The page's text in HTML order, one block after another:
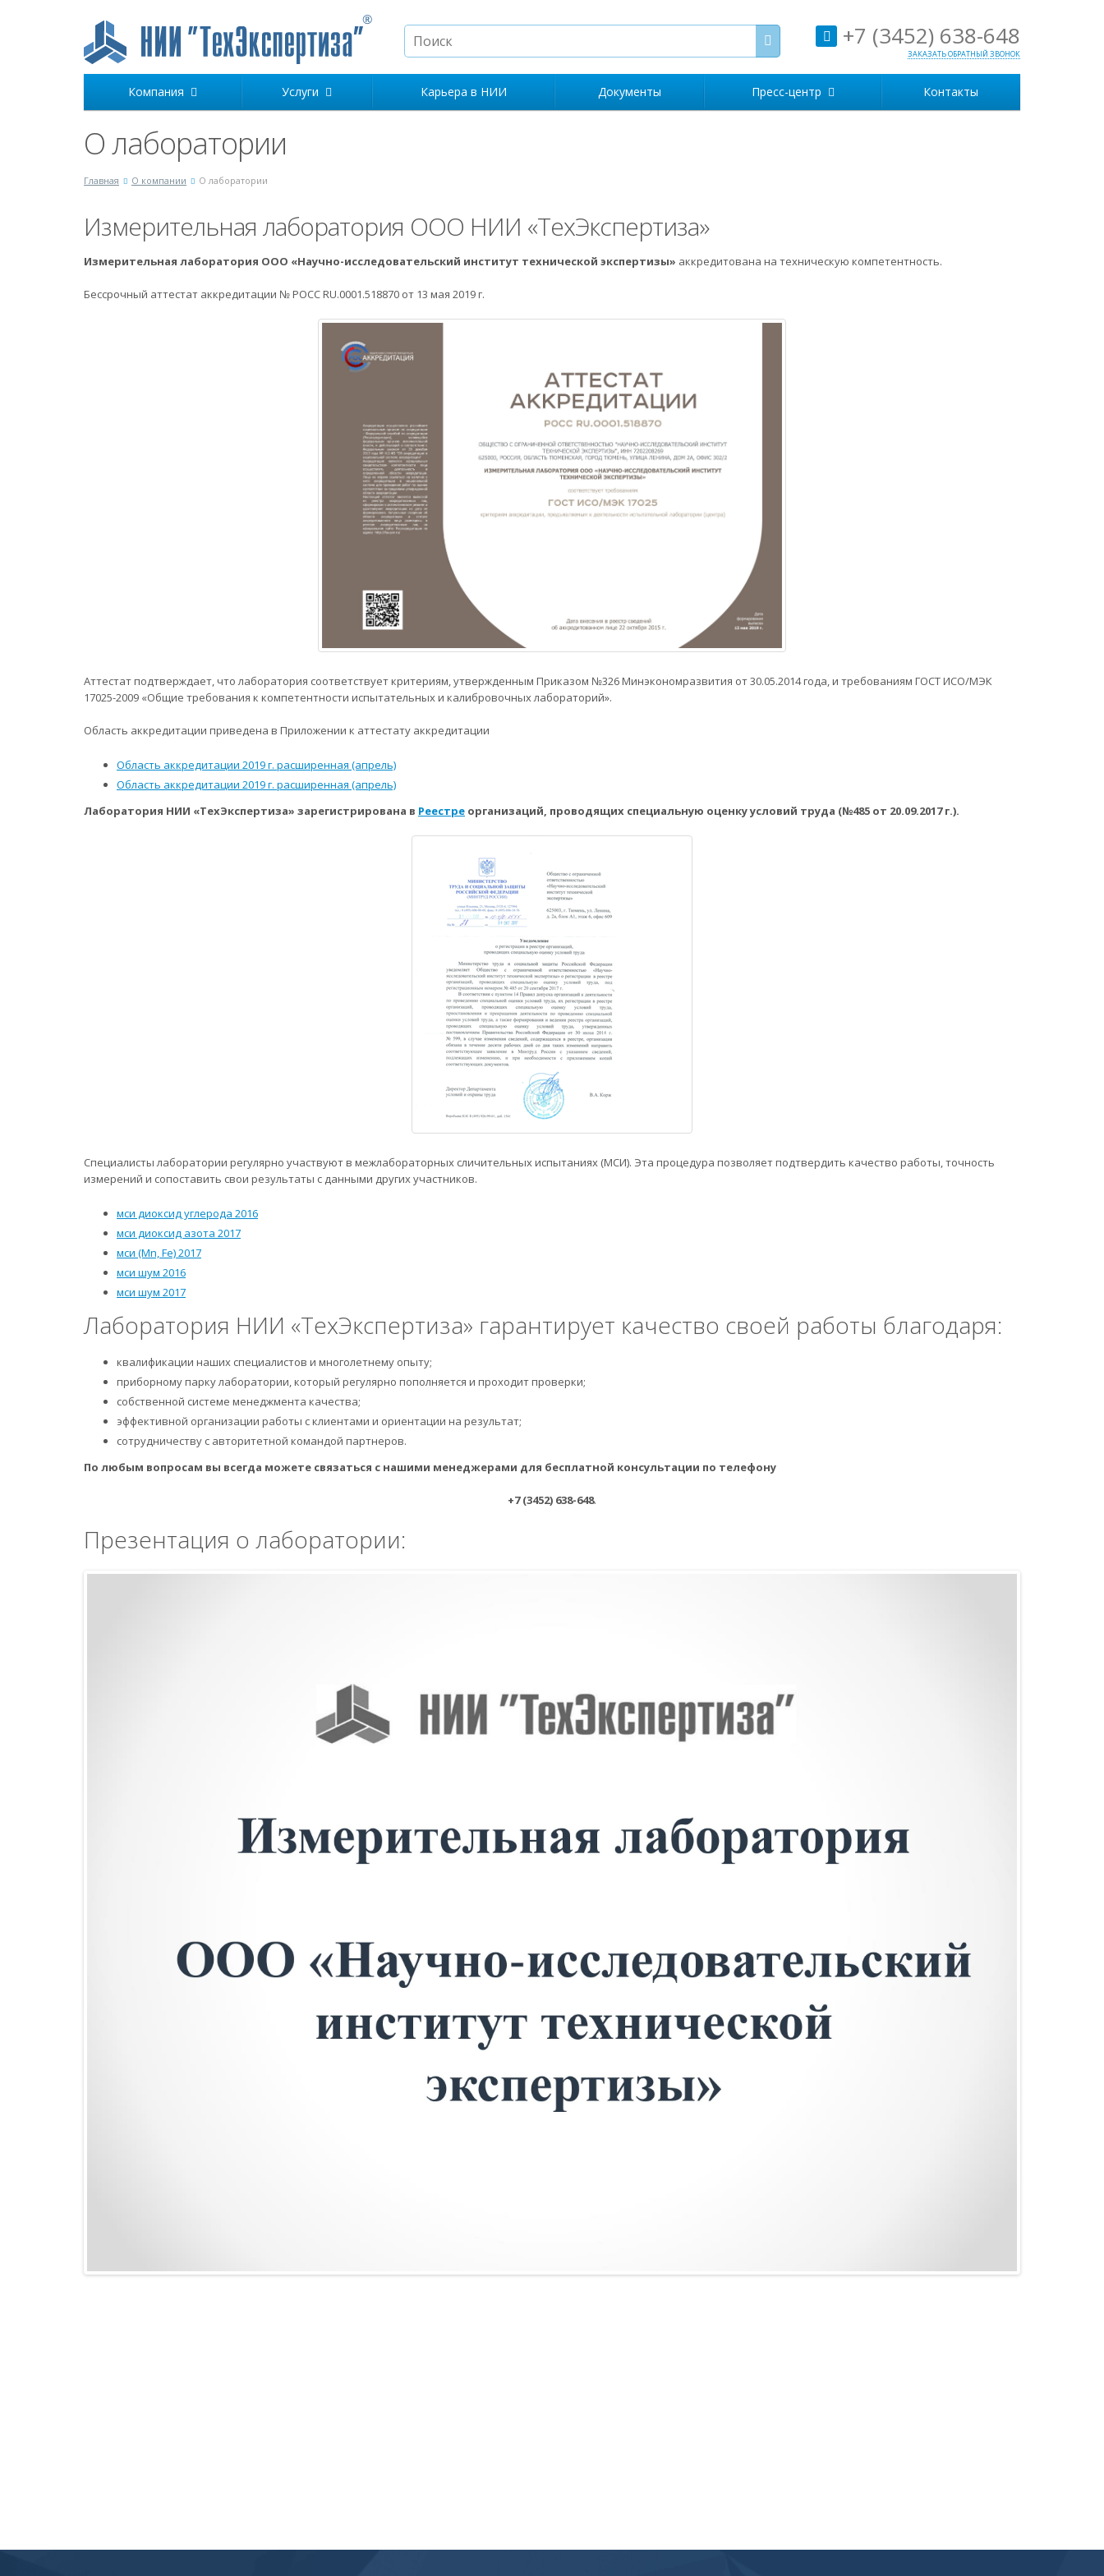
+7 (3452) 638-648
ЗАКАЗАТЬ ОБРАТНЫЙ ЗВОНОК
Компания Услуги Карьера в НИИ Документы Пресс-центр Контакты
О лаборатории
Главная О компании О лаборатории
Измерительная лаборатория ООО НИИ «ТехЭкспертиза»
Измерительная лаборатория ООО «Научно-исследовательский институт технической экспертизы» аккредитована на техническую компетентность.
Бессрочный аттестат аккредитации № РОСС RU.0001.518870 от 13 мая 2019 г.
Аттестат подтверждает, что лаборатория соответствует критериям, утвержденным Приказом №326 Минэкономразвития от 30.05.2014 года, и требованиям ГОСТ ИСО/МЭК
17025-2009 «Общие требования к компетентности испытательных и калибровочных лабораторий».
Область аккредитации приведена в Приложении к аттестату аккредитации
Область аккредитации 2019 г. расширенная (апрель)
Область аккредитации 2019 г. расширенная (апрель)
Лаборатория НИИ «ТехЭкспертиза» зарегистрирована в Реестре организаций, проводящих специальную оценку условий труда (№485 от 20.09.2017 г.).
Специалисты лаборатории регулярно участвуют в межлабораторных сличительных испытаниях (МСИ). Эта процедура позволяет подтвердить качество работы, точность
измерений и сопоставить свои результаты с данными других участников.
мси диоксид углерода 2016
мси диоксид азота 2017
мси (Mn, Fe) 2017
мси шум 2016
мси шум 2017
Лаборатория НИИ «ТехЭкспертиза» гарантирует качество своей работы благодаря:
квалификации наших специалистов и многолетнему опыту;
приборному парку лаборатории, который регулярно пополняется и проходит проверки;
собственной системе менеджмента качества;
эффективной организации работы с клиентами и ориентации на результат;
сотрудничеству с авторитетной командой партнеров.
По любым вопросам вы всегда можете связаться с нашими менеджерами для бесплатной консультации по телефону
+7 (3452) 638-648⁠.
Презентация о лаборатории: